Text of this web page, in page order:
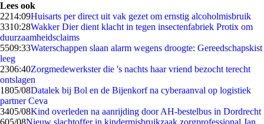
Lees ook
2214:09Huisarts per direct uit vak gezet om ernstig alcoholmisbruik
3310:28Wakker Dier dient klacht in tegen insectenfabriek Protix om
duurzaamheidsclaims
5509:33Waterschappen slaan alarm wegens droogte: Gereedschapskist
leeg
2306:40Zorgmedewerkster die 's nachts haar vriend bezocht terecht
ontslagen
1805/08Datalek bij Bol en de Bijenkorf na cyberaanval op logistiek
partner Ceva
3405/08Kind overleden na aanrijding door AH-bestelbus in Dordrecht
605/08Nieuw slachtoffer in kindermisbruikzaak zorgprofessional Jan